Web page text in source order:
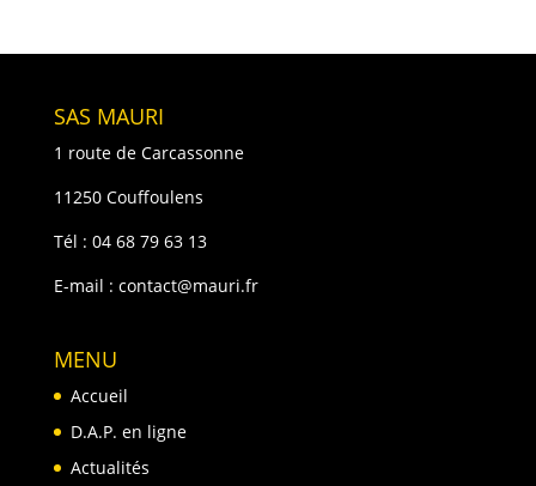
SAS MAURI
1 route de Carcassonne
11250 Couffoulens
Tél : 04 68 79 63 13
E-mail : contact@mauri.fr
MENU
Accueil
D.A.P. en ligne
Actualités